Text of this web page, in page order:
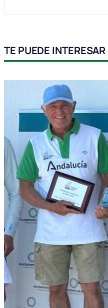
TE PUEDE INTERESAR